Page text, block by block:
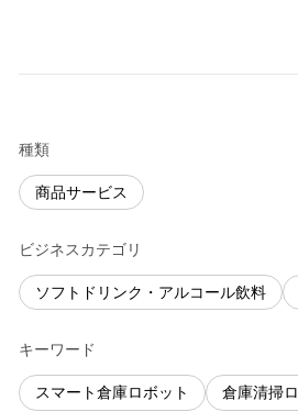
種類
商品サービス
ビジネスカテゴリ
ソフトドリンク・アルコール飲料
キーワード
スマート倉庫ロボット 倉庫清掃